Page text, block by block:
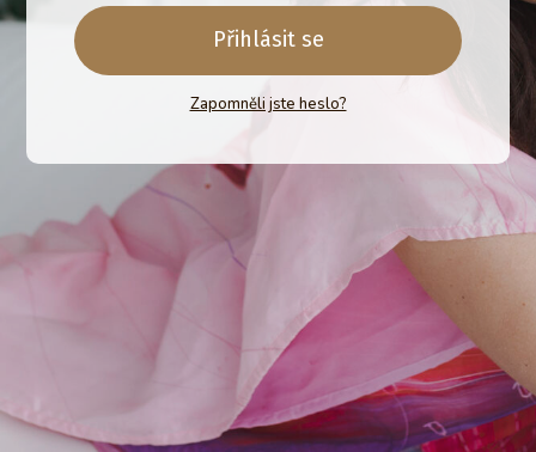
Přihlásit se
Zapomněli jste heslo?